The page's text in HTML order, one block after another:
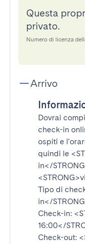
Questa
privato.
Numero di licenza
Arrivo
Dovrai
check-in
ospiti e
quindi le
in</
Tipo di
in</
Check-in:
16:00</
Check-out: